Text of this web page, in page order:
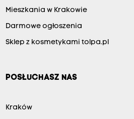
Mieszkania w Krakowie
Darmowe ogłoszenia
Sklep z kosmetykami tolpa.pl
POSŁUCHASZ NAS
Kraków